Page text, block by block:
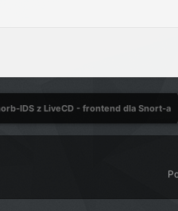
IDS z LiveCD - frontend dla Snort-a